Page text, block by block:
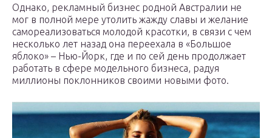
Однако, рекламный бизнес родной Австралии не
мог в полной мере утолить жажду славы и желание
самореализоваться молодой красотки, в связи с чем
несколько лет назад она переехала в «Большое
яблоко» – Нью-Йорк, где и по сей день продолжает
работать в сфере модельного бизнеса, радуя
миллионы поклонников своими новыми фото.